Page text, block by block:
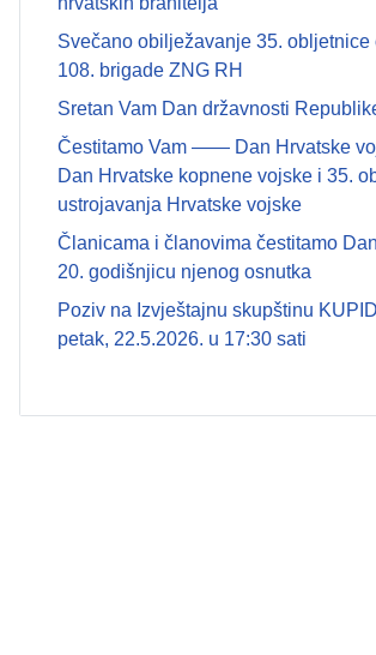
Svečano obilježavanje 35. obljetnice
108. brigade ZNG RH
Sretan Vam Dan državnosti
Čestitamo Vam —— Dan Hrvatske
Dan Hrvatske kopnene vojske i 35.
ustrojavanja Hrvatske vojske
Članicama i članovima čestitamo
20. godišnjicu njenog osnutka
Poziv na Izvještajnu skupštinu
petak, 22.5.2026. u 17:30 sati